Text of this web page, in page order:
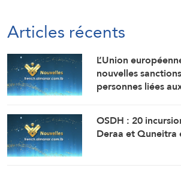
Articles récents
L’Union
nouvelles
personnes liées
OSDH : 20
Deraa et Quneitra